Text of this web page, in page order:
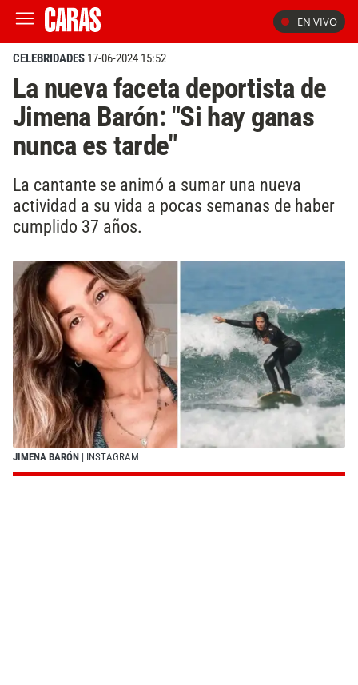
EN VIVO
CELEBRIDADES 17-06-2024 15:52
La nueva faceta deportista de
Jimena Barón: "Si hay ganas
nunca es tarde"
La cantante se animó a sumar una nueva
actividad a su vida a pocas semanas de haber
cumplido 37 años.
JIMENA BARÓN | INSTAGRAM